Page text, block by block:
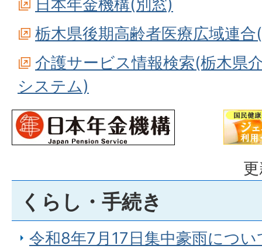
日本年金機構(別窓)
栃木県後期高齢者医療広域連合
介護サービス情報検索(栃木県
システム)
くらし・手続き
令和8年7月17日集中豪雨につい